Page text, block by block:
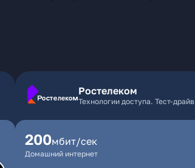
Ростелеком
Технологии доступа. Тест-драйв
200мбит/сек
Домашний интернет